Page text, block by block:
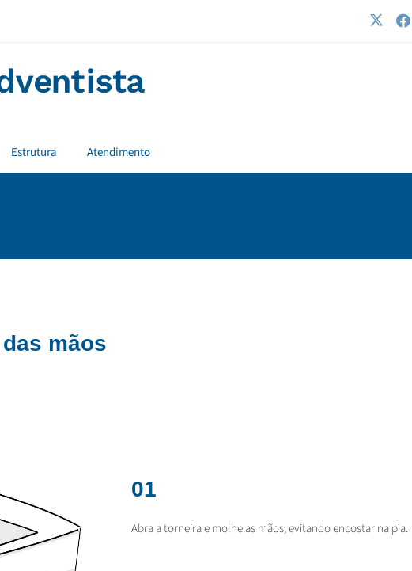
Estrutura Atendimento
mãos
01
Abra a torneira e molhe as mãos, evitando encostar na pia.